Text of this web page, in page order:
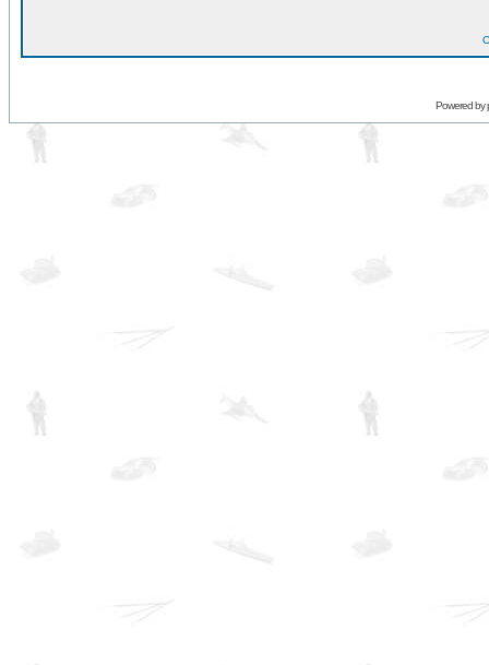
Powered by